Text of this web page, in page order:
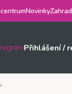
Novinky
Přihlášení /